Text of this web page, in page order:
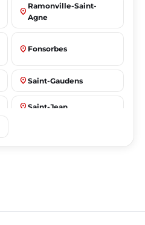
place
Ramonville-Saint-
Agne
place Fonsorbes
place Saint-Gaudens
place Saint-Jean